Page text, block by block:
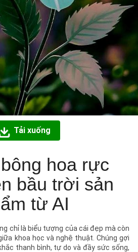
Tải xuống
hoa rực
bầu trời sản
từ AI
chỉ là biểu tượng của cái đẹp mà còn
khoa học và nghệ thuật. Chúng gợi
thanh bình, tự do và đầy sức sống,